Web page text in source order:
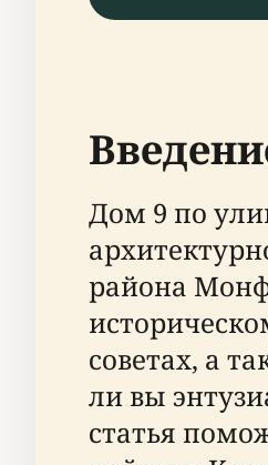
Дом 9 по
района
советах, а
ли вы
статья